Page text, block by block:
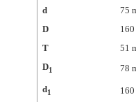
d 75
D
160
T
51
D1 78
d1 160